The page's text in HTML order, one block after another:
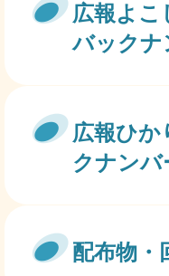
広報よこ
バックナ
広報ひか
クナンバ
配布物・